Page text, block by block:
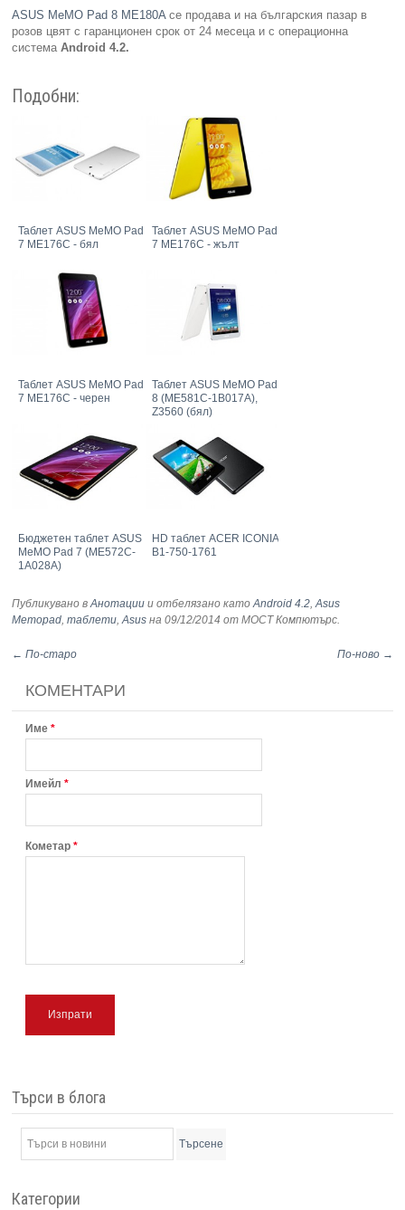
ASUS MeMO Pad 8 ME180Aсе продава и на българския пазар в
розов цвят с гаранционен срок от 24 месеца и с операционна
системаAndroid 4.2.
Подобни:
Таблет ASUS MeMO Pad
7 ME176C - бял
Таблет ASUS MeMO Pad
7 ME176C - жълт
Таблет ASUS MeMO Pad
7 ME176C - черен
Таблет ASUS MeMO Pad
8 (ME581C-1B017A),
Z3560 (бял)
Бюджетен таблет ASUS
MeMO Pad 7 (ME572C-
1A028A)
HD таблет ACER ICONIA
B1-750-1761
Публикувано вАнотации и отбелязано катоAndroid 4.2,Asus
Memopad,таблети,Asus на 09/12/2014 от МОСТ Компютърс.
← По-старо По-ново →
КОМЕНТАРИ
Име *
Имейл *
Кометар *
Изпрати
Търси в блога
Търсене
Категории